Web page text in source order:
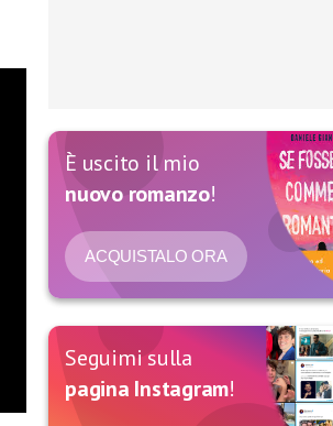
È uscito il mio
nuovo romanzo!
ACQUISTALO ORA
Seguimi sulla
pagina Instagram!